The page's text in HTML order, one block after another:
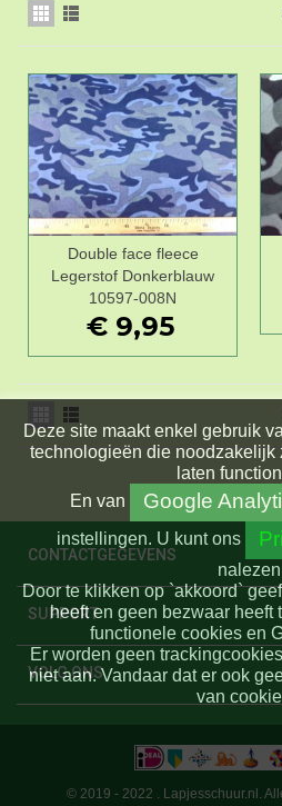
Double face fleece
Legerstof Donkerblauw
10597-008N
€ 9,95
CONTACTGEGEVENS
SUPPORT
VOLG ONS
Deze site maakt enkel gebruik
technologieën die noodzakelijk
laten
En van Google
instellingen. U kunt ons
Door te klikken op `akkoord`
heeft en geen bezwaar heeft
functionele cookies en
Er worden geen
niet aan. Vandaar dat er ook
van
© 2019 - 2022 . Lapjesschuur.nl.